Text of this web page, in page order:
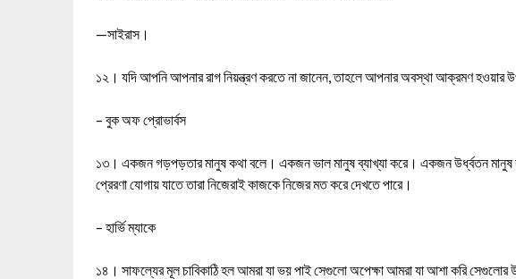
—সাইরাস।
১২। যদি আপনি আপনার রাগ নিয়ন্ত্রণ করতে না জানেন, তাহলে আপনার অবস্থা আক্রমণ হওয়ার
– বুক অফ প্রোভার্বস
১৩। একজন গড়পড়তার মানুষ কথা বলে। একজন ভাল মানুষ ব্যাখ্যা করে। একজন উর্ধ্বতন
প্রেরণা যোগায় যাতে তারা নিজেরাই কাজকে নিজের মত করে দেখতে পারে।
– হার্ভি ম্যাকে
১৪। সাফল্যের মূল চাবিকাঠি হল আমরা যা ভয় পাই সেগুলো অপেক্ষা আমরা যা আশা করি সেগুলোর